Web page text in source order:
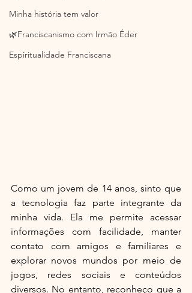
Minha história tem valor
🌿Franciscanismo com Irmão Éder
Espiritualidade Franciscana
Como um jovem de 14 anos, sinto que
a tecnologia faz parte integrante da
minha vida. Ela me permite acessar
informações com facilidade, manter
contato com amigos e familiares e
explorar novos mundos por meio de
jogos, redes sociais e conteúdos
diversos. No entanto, reconheço que a